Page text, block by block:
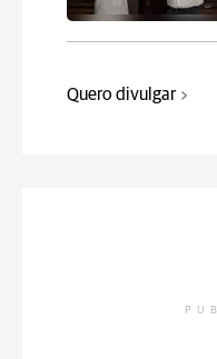
Quero divulgar